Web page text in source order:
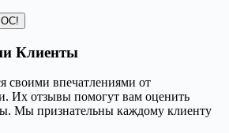
Клиенты
своими впечатлениями от
Их отзывы помогут вам оценить
Мы признательны каждому клиенту